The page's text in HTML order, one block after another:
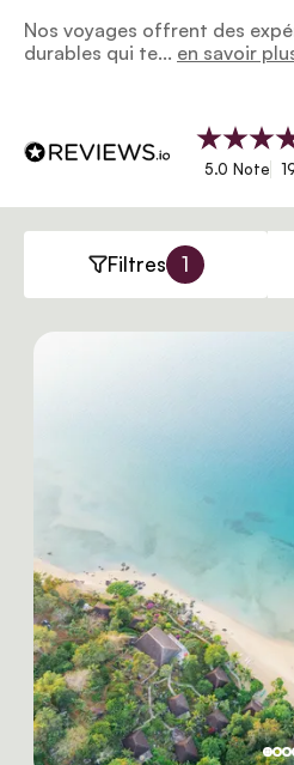
Nos voyages offrent des
durables qui te... en savoir
5.0 Note
Filtres 1